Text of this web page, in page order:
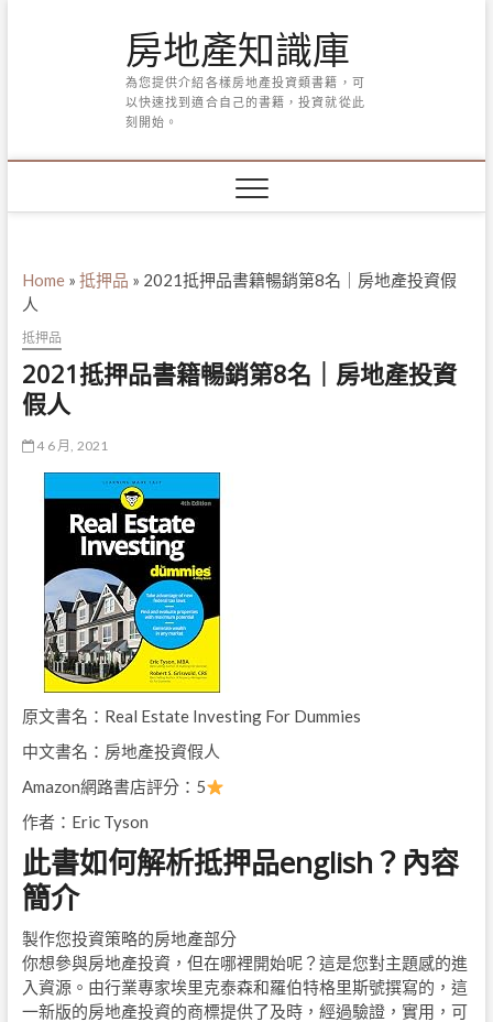
房地產知識庫
為您提供介紹各樣房地產投資類書籍，可
以快速找到適合自己的書籍，投資就從此
刻開始。
Home» 抵押品 » 2021抵押品書籍暢銷第8名｜房地產投資假
人
抵押品
2021抵押品書籍暢銷第8名｜房地產投資
假人
4 6 月, 2021
原文書名：Real Estate Investing For Dummies
中文書名：房地產投資假人
Amazon網路書店評分：5
作者：Eric Tyson
此書如何解析抵押品english？內容
簡介
製作您投資策略的房地產部分
你想參與房地產投資，但在哪裡開始呢？這是您對主題感的進
入資源。由行業專家埃里克泰森和羅伯特格里斯號撰寫的，這
一新版的房地產投資的商標提供了及時，經過驗證，實用，可